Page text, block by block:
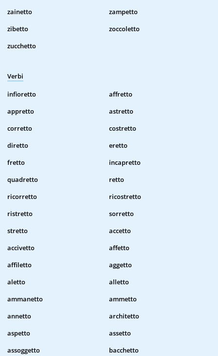
zainetto
zampetto
zibetto
zoccoletto
zucchetto
Verbi
infioretto
affretto
appretto
astretto
corretto
costretto
diretto
eretto
fretto
incapretto
quadretto
retto
ricorretto
ricostretto
ristretto
sorretto
stretto
accetto
accivetto
affetto
affiletto
aggetto
aletto
alletto
ammanetto
ammetto
annetto
architetto
aspetto
assetto
assoggetto
bacchetto